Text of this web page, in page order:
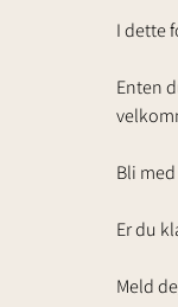
I dette
Enten
Bli
Er du
Meld